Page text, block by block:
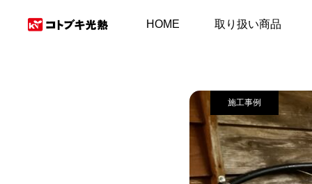
HOME 取り扱い商品
施工事例＆お客様の
施工事例